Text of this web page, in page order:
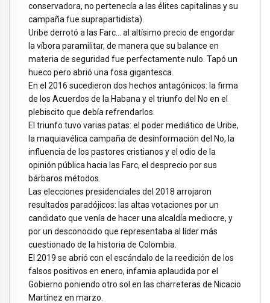
conservadora, no pertenecía a las élites capitalinas y su
campaña fue suprapartidista).
Uribe derrotó a las Farc… al altísimo precio de engordar
la víbora paramilitar, de manera que su balance en
materia de seguridad fue perfectamente nulo. Tapó un
hueco pero abrió una fosa gigantesca.
En el 2016 sucedieron dos hechos antagónicos: la firma
de los Acuerdos de la Habana y el triunfo del No en el
plebiscito que debía refrendarlos.
El triunfo tuvo varias patas: el poder mediático de Uribe,
la maquiavélica campaña de desinformación del No, la
influencia de los pastores cristianos y el odio de la
opinión pública hacia las Farc, el desprecio por sus
bárbaros métodos.
Las elecciones presidenciales del 2018 arrojaron
resultados paradójicos: las altas votaciones por un
candidato que venía de hacer una alcaldía mediocre, y
por un desconocido que representaba al líder más
cuestionado de la historia de Colombia.
El 2019 se abrió con el escándalo de la reedición de los
falsos positivos en enero, infamia aplaudida por el
Gobierno poniendo otro sol en las charreteras de Nicacio
Martínez en marzo.